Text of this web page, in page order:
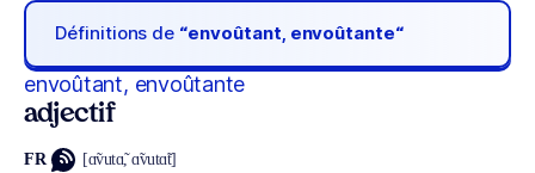
Définitions de “envoûtant, envoûtante“
envoûtant, envoûtante
adjectif
FR [ɑ̃vutɑ̃, ɑ̃vutɑ̃t]